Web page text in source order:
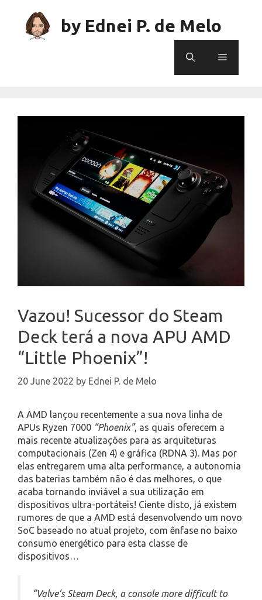
content
by Ednei P. de Melo
Menu
Vazou! Sucessor do Steam
Deck terá a nova APU AMD
“Little Phoenix”!
20 June 2022 by Ednei P. de Melo
A AMD lançou recentemente a sua nova linha de
APUs Ryzen 7000 “Phoenix”, as quais oferecem a
mais recente atualizações para as arquiteturas
computacionais (Zen 4) e gráfica (RDNA 3). Mas por
elas entregarem uma alta performance, a autonomia
das baterias também não é das melhores, o que
acaba tornando inviável a sua utilização em
dispositivos ultra-portáteis! Ciente disto, já existem
rumores de que a AMD está desenvolvendo um novo
SoC baseado no atual projeto, com ênfase no baixo
consumo energético para esta classe de
dispositivos…
“Valve’s Steam Deck, a console more difficult to